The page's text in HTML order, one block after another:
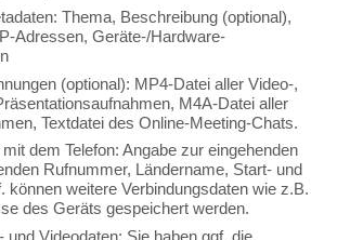
Thema, Beschreibung (optional),
Adressen, Geräte-/Hardware-
(optional): MP4-Datei aller Video-,
M4A-Datei aller
Textdatei des Online-Meeting-Chats.
dem Telefon: Angabe zur eingehenden
Rufnummer, Ländername, Start- und
können weitere Verbindungsdaten wie z.B.
des Geräts gespeichert werden.
und Videodaten: Sie haben ggf. die